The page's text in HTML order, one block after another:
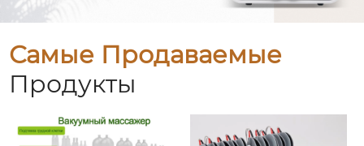
Самые Продаваемые
Продукты